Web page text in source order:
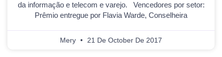
da informação e telecom e varejo. Vencedores por setor:
Prêmio entregue por Flavia Warde, Conselheira
Mery 21 De October De 2017